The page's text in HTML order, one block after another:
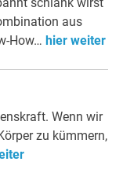
schlank wirst
aus
How… hier weiter
Wenn wir
zu kümmern,